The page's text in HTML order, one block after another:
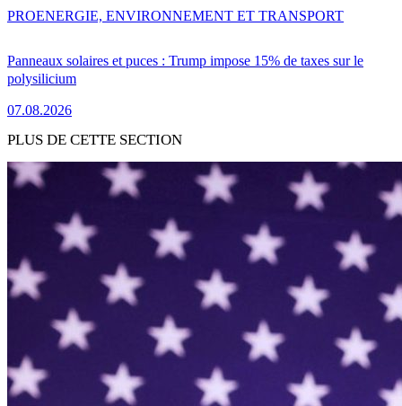
Panneaux solaires et puces : Trump impose 15% de taxes sur le
polysilicium
07.08.2026
PROENERGIE, ENVIRONNEMENT ET TRANSPORT
PLUS DE CETTE SECTION